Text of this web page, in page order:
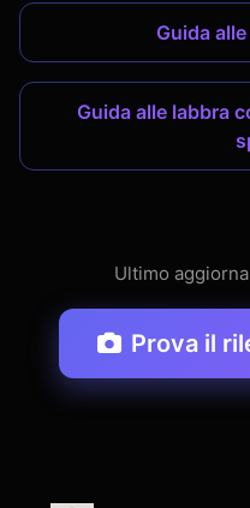
Guida
Guida alle labbra
Ultimo
Prova il